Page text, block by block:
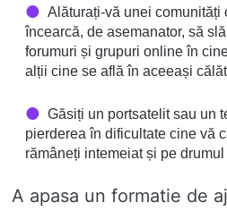
Alăturați-vă unei comunități
încearcă, de asemanator, să
forumuri și grupuri online în
alții cine se află în aceeași
Găsiți un portsatelit sau un
pierderea în dificultate cine vă
rămâneți intemeiat și pe
A apasa un formatie de